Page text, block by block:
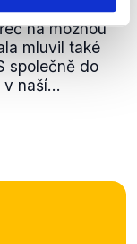
na možnou
mluvil také
společně do
naší...